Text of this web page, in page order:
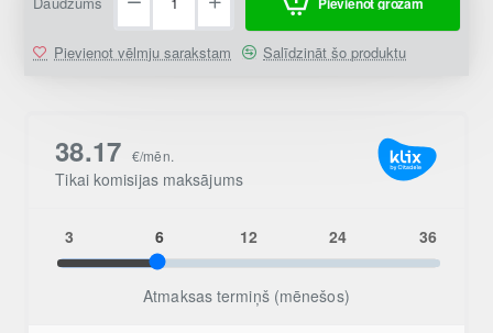
Pievienot vēlmju sarakstam Salīdzināt šo produktu